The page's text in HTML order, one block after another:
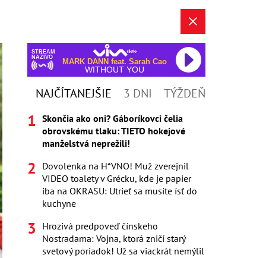
STREAM
NAŽIVO
MARK DANN feat. Sarah Cao
WITHOUT YOU
NAJČÍTANEJŠIE 3 DNI TÝŽDEŇ
Skončia ako oni? Gáboríkovci čelia
obrovskému tlaku: TIETO hokejové
manželstvá neprežili!
Dovolenka na H*VNO! Muž zverejnil
VIDEO toalety v Grécku, kde je papier
iba na OKRASU: Utrieť sa musíte ísť do
kuchyne
Hrozivá predpoveď čínskeho
Nostradama: Vojna, ktorá zničí starý
svetový poriadok! Už sa viackrát nemýlil